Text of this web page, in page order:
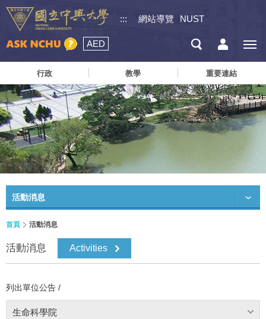
::: 網站導覽 NUST
AED
行政 教學 重要連結
活動消息
首頁 活動消息
活動消息 Activities
列出單位公告 /
生命科學院